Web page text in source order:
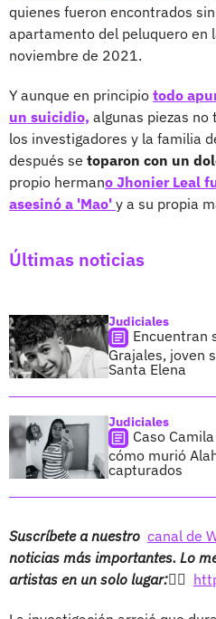
quienes fueron encontrados
apartamento del peluquero en
noviembre de 2021.
Y aunque en principio todo
un suicidio, algunas piezas
los investigadores y la familia
después se toparon con un
propio hermano Jhonier Leal
asesinó a 'Mao' y a su propia
Últimas noticias
Judiciales
Encuentran
Grajales, joven
Santa Elena
Judiciales
Caso
cómo murió
capturados
Suscríbete a nuestro canal de
noticias más importantes. Lo
artistas en un solo lugar:👉🏻